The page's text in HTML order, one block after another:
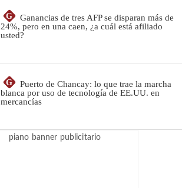
G
Ganancias de tres AFP se disparan más de
24%, pero en una caen, ¿a cuál está afiliado
usted?
G
Puerto de Chancay: lo que trae la marcha
blanca por uso de tecnología de EE.UU. en
mercancías